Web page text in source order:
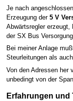
Je nach
Erzeugung der 5 V
Abwärtsregler erzeugt,
der SX Bus
Bei meiner Anlage
Steurleitungen als
Von den Adressen her
unbedingt von der
Erfahrungen und